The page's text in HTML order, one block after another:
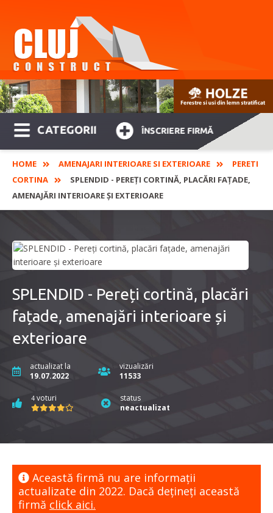
CATEGORII ÎNSCRIERE FIRMĂ
HOME AMENAJARI INTERIOARE SI EXTERIOARE
PERETI
CORTINA
SPLENDID - PEREȚI CORTINĂ, PLACĂRI FAȚADE,
AMENAJĂRI INTERIOARE ȘI EXTERIOARE
SPLENDID - Pereți cortină, placări
fațade, amenajări interioare și
exterioare
actualizat la
19.07.2022
vizualizări
11533
4 voturi
status
neactualizat
Această firmă nu are informaţii
actualizate din 2022. Dacă dețineți această
firmă click aici.